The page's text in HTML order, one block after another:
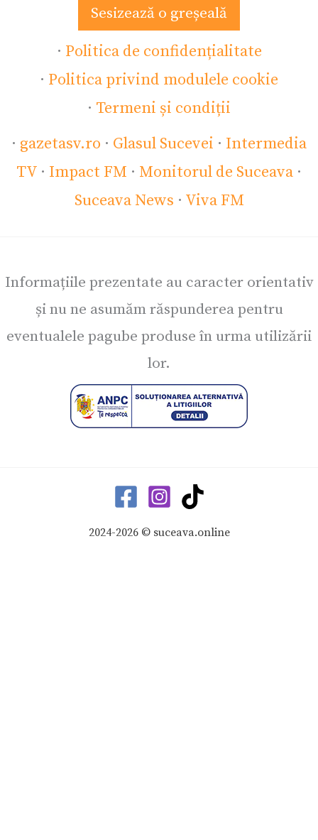
Sesizează o greșeală
· Politica de confidențialitate
· Politica privind modulele cookie
· Termeni și condiții
· gazetasv.ro · Glasul Sucevei · Intermedia
TV · Impact FM · Monitorul de Suceava ·
Suceava News · Viva FM
Informațiile prezentate au caracter orientativ
și nu ne asumăm răspunderea pentru
eventualele pagube produse în urma utilizării
lor.
2024-2026 © suceava.online